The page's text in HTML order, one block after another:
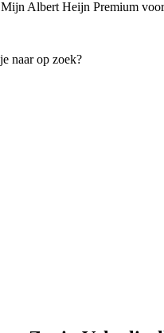
Mijn Albert Heijn Premium